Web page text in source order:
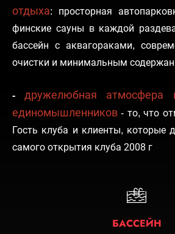
отдыха: просторная
финские сауны в каждой
бассейн с аквагораками,
очистки и минимальным
- дружелюбная атмосфера
единомышленников - то, что
Гость клуба и клиенты, которые
самого открытия клуба 2008 г
БАССЕЙН